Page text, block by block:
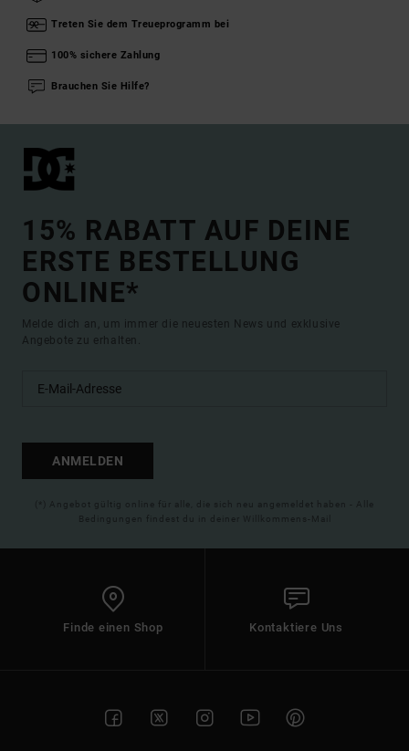
Treten Sie dem Treueprogramm bei
100% sichere Zahlung
Brauchen Sie Hilfe?
15% RABATT AUF DEINE
ERSTE BESTELLUNG
ONLINE*
Melde dich an, um immer die neuesten News und exklusive
Angebote zu erhalten.
ANMELDEN
(*) Angebot gültig online für alle, die sich neu angemeldet haben - Alle
Bedingungen findest du in deiner Willkommens-Mail
Finde einen Shop Kontaktiere Uns